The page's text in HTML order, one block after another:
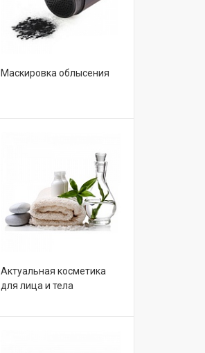
Маскировка облысения
Актуальная косметика
для лица и тела